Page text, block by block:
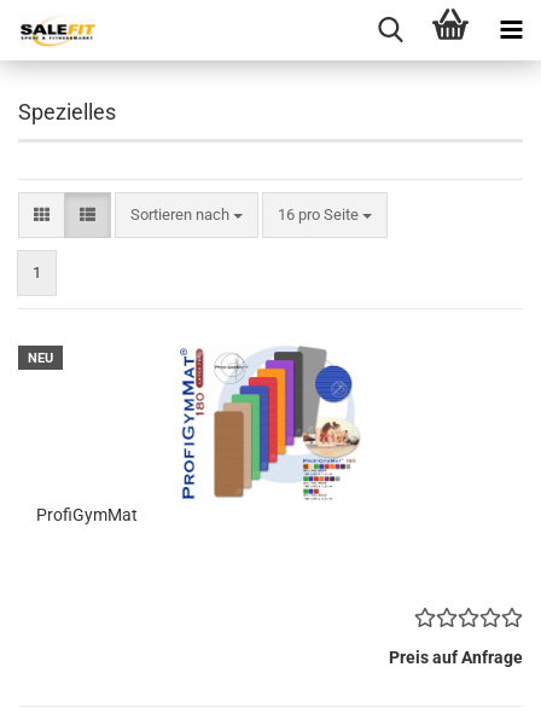
Spezielles
Sortieren nach
Sortieren nach 16 pro Seite
pro Seite
1
NEU
ProfiGymMat
Preis auf Anfrage